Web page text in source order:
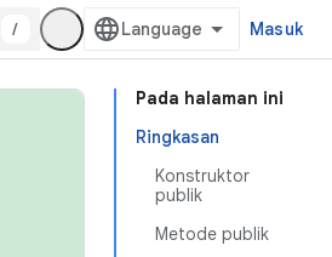
/ Masuk
Pada halaman ini
Ringkasan
Konstruktor
publik
Metode publik